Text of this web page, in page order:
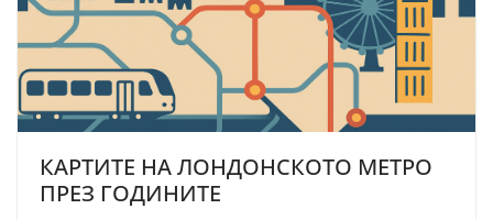
КАРТИТЕ НА ЛОНДОНСКОТО МЕТРО
ПРЕЗ ГОДИНИТЕ